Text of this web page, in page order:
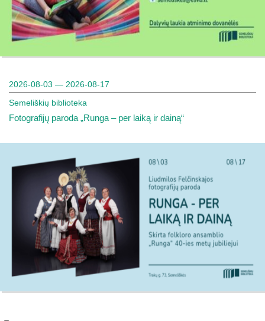
2026-08-03 — 2026-08-17
Semeliškių biblioteka
Fotografijų paroda „Runga – per laiką ir dainą“